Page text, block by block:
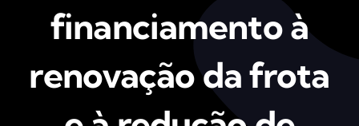
financiamento à
renovação da frota